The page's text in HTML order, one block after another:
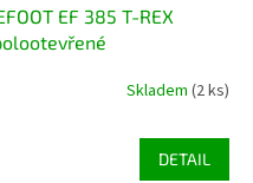
EF 385 T-REX
Skladem (2 ks)
DETAIL